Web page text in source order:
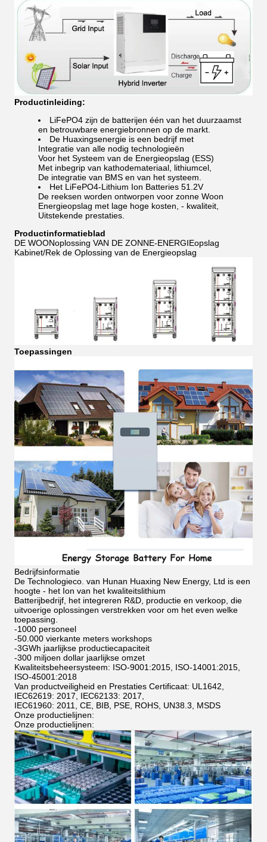
Productinleiding:
LiFePO4 zijn de batterijen één van het duurzaamst
en betrouwbare energiebronnen op de markt.
De Huaxingsenergie is een bedrijf met
Integratie van alle nodig technologieën
Voor het Systeem van de Energieopslag (ESS)
Met inbegrip van kathodemateriaal, lithiumcel,
De integratie van BMS en van het systeem.
Het LiFePO4-Lithium Ion Batteries 51.2V
De reeksen worden ontworpen voor zonne Woon
Energieopslag met lage hoge kosten, - kwaliteit,
Uitstekende prestaties.
Productinformatieblad
DE WOONoplossing VAN DE ZONNE-ENERGIEopslag
Kabinet/Rek de Oplossing van de Energieopslag
Toepassingen
Bedrijfsinformatie
De Technologieco. van Hunan Huaxing New Energy, Ltd is een
hoogte - het Ion van het kwaliteitslithium
Batterijbedrijf, het integreren R&D, productie en verkoop, die
uitvoerige oplossingen verstrekken voor om het even welke
toepassing.
-1000 personeel
-50.000 vierkante meters workshops
-3GWh jaarlijkse productiecapaciteit
-300 miljoen dollar jaarlijkse omzet
Kwaliteitsbeheersysteem: ISO-9001:2015, ISO-14001:2015,
ISO-45001:2018
Van productveiligheid en Prestaties Certificaat: UL1642,
IEC62619: 2017, IEC62133: 2017,
IEC61960: 2011, CE, BIB, PSE, ROHS, UN38.3, MSDS
Onze productielijnen:
Onze productielijnen: